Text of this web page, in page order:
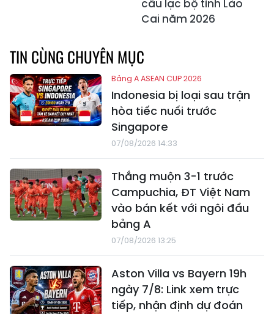
câu lạc bộ tỉnh Lào
Cai năm 2026
TIN CÙNG CHUYÊN MỤC
Bảng A ASEAN CUP 2026
Indonesia bị loại sau trận
hòa tiếc nuối trước
Singapore
07/08/2026 14:33
Thắng muộn 3-1 trước
Campuchia, ĐT Việt Nam
vào bán kết với ngôi đầu
bảng A
07/08/2026 13:25
Aston Villa vs Bayern 19h
ngày 7/8: Link xem trực
tiếp, nhận định dự đoán